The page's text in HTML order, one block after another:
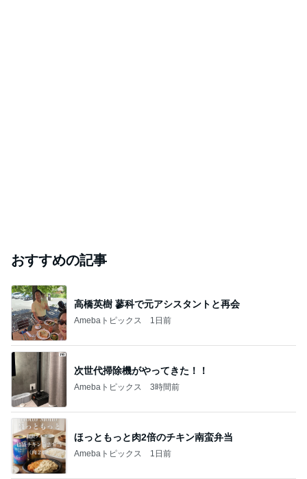
おすすめの記事
高橋英樹 蓼科で元アシスタントと再会
Amebaトピックス 1日前
次世代掃除機がやってきた！！
Amebaトピックス 3時間前
ほっともっと肉2倍のチキン南蛮弁当
Amebaトピックス 1日前